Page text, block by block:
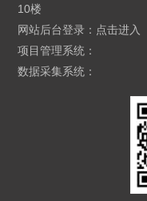
10楼
网站后台登录： 点击进入
项目管理系统：
数据采集系统：